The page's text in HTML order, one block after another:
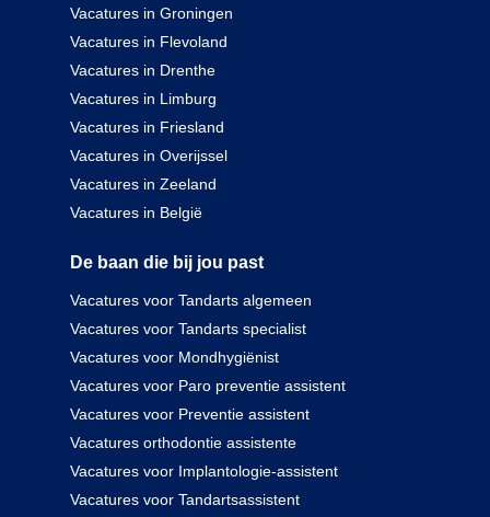
Vacatures in Groningen
Vacatures in Flevoland
Vacatures in Drenthe
Vacatures in Limburg
Vacatures in Friesland
Vacatures in Overijssel
Vacatures in Zeeland
Vacatures in België
De baan die bij jou past
Vacatures voor Tandarts algemeen
Vacatures voor Tandarts specialist
Vacatures voor Mondhygiënist
Vacatures voor Paro preventie assistent
Vacatures voor Preventie assistent
Vacatures orthodontie assistente
Vacatures voor Implantologie-assistent
Vacatures voor Tandartsassistent